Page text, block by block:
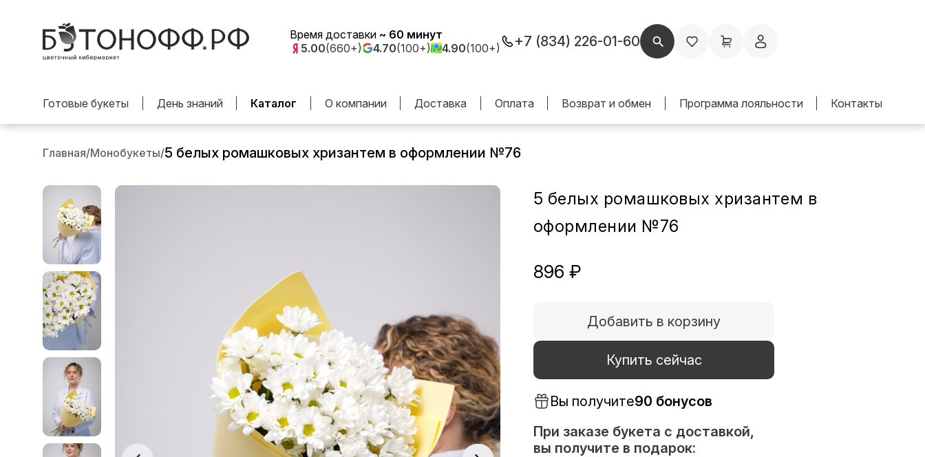
Время доставки ~ 60 минут
5.00(660+) 4.70(100+) 4.90(100+) +7 (834) 226-01-60
Готовые букеты День знаний Каталог О компании Доставка Оплата Возврат и обмен Программа лояльности Контакты
Главная/Монобукеты/5 белых ромашковых хризантем в оформлении №76
5 белых ромашковых хризантем в
оформлении №76
896 ₽
Добавить в корзину
Купить сейчас
Вы получите90 бонусов
При заказе букета с доставкой,
вы получите в подарок: